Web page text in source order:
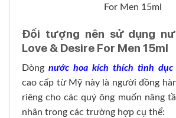
Đối tượng nên sử dụng
Love & Desire For Men 15ml
Dòng nước hoa kích thích tình dục
cao cấp từ Mỹ này là người đồng
riêng cho các quý ông muốn nâng
nhân trong các trường hợp cụ thể: